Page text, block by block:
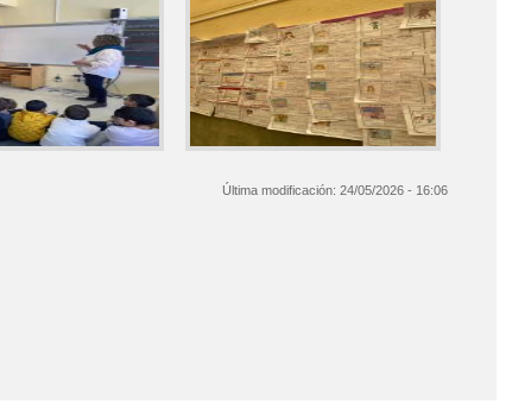
Última modificación:24/05/2026 - 16:06